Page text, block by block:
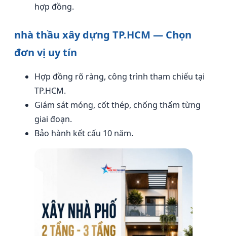
hợp đồng.
nhà thầu xây dựng TP.HCM — Chọn
đơn vị uy tín
Hợp đồng rõ ràng, công trình tham chiếu tại
TP.HCM.
Giám sát móng, cốt thép, chống thấm từng
giai đoạn.
Bảo hành kết cấu 10 năm.